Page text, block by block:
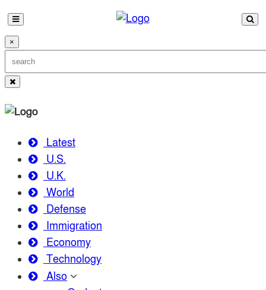
×
Latest
U.S.
U.K.
World
Defense
Immigration
Economy
Technology
Also